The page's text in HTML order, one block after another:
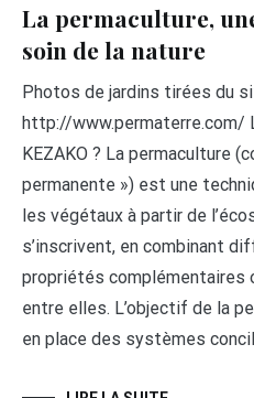
La permaculture,
soin de la nature
Photos de jardins tirées du
http://www.permaterre.com/
KEZAKO ? La permaculture
permanente ») est une
les végétaux à partir de
s’inscrivent, en combinant
propriétés complémentaires
entre elles. L’objectif de la
en place des systèmes